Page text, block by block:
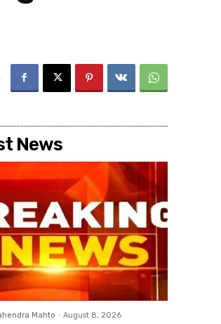
News
Mahto - August 8, 2026